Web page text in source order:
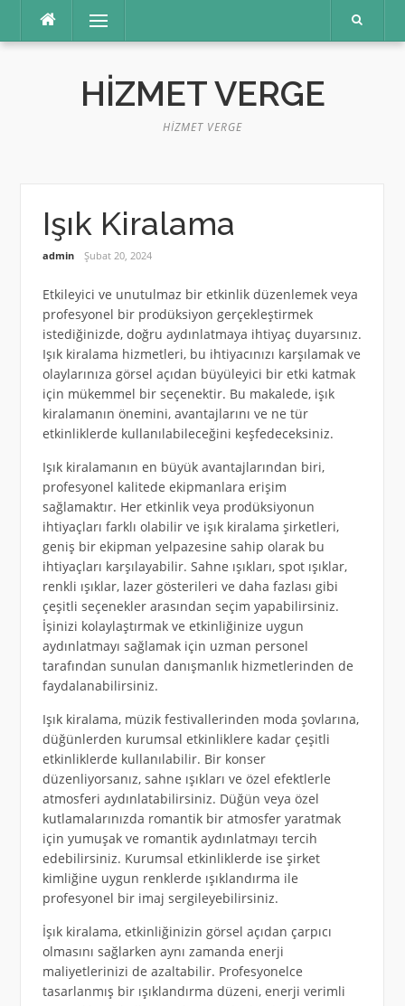
Menü
HIZMET VERGE
HIZMET VERGE
Işık Kiralama
admin Şubat 20, 2024
Etkileyici ve unutulmaz bir etkinlik düzenlemek veya
profesyonel bir prodüksiyon gerçekleştirmek
istediğinizde, doğru aydınlatmaya ihtiyaç duyarsınız.
Işık kiralama hizmetleri, bu ihtiyacınızı karşılamak ve
olaylarınıza görsel açıdan büyüleyici bir etki katmak
için mükemmel bir seçenektir. Bu makalede, işık
kiralamanın önemini, avantajlarını ve ne tür
etkinliklerde kullanılabileceğini keşfedeceksiniz.
Işık kiralamanın en büyük avantajlarından biri,
profesyonel kalitede ekipmanlara erişim
sağlamaktır. Her etkinlik veya prodüksiyonun
ihtiyaçları farklı olabilir ve işık kiralama şirketleri,
geniş bir ekipman yelpazesine sahip olarak bu
ihtiyaçları karşılayabilir. Sahne ışıkları, spot ışıklar,
renkli ışıklar, lazer gösterileri ve daha fazlası gibi
çeşitli seçenekler arasından seçim yapabilirsiniz.
İşinizi kolaylaştırmak ve etkinliğinize uygun
aydınlatmayı sağlamak için uzman personel
tarafından sunulan danışmanlık hizmetlerinden de
faydalanabilirsiniz.
Işık kiralama, müzik festivallerinden moda şovlarına,
düğünlerden kurumsal etkinliklere kadar çeşitli
etkinliklerde kullanılabilir. Bir konser
düzenliyorsanız, sahne ışıkları ve özel efektlerle
atmosferi aydınlatabilirsiniz. Düğün veya özel
kutlamalarınızda romantik bir atmosfer yaratmak
için yumuşak ve romantik aydınlatmayı tercih
edebilirsiniz. Kurumsal etkinliklerde ise şirket
kimliğine uygun renklerde ışıklandırma ile
profesyonel bir imaj sergileyebilirsiniz.
İşık kiralama, etkinliğinizin görsel açıdan çarpıcı
olmasını sağlarken aynı zamanda enerji
maliyetlerinizi de azaltabilir. Profesyonelce
tasarlanmış bir ışıklandırma düzeni, enerji verimli